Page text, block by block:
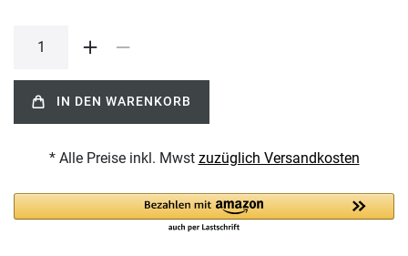
IN DEN WARENKORB
* Alle Preise inkl. Mwst zuzüglich Versandkosten